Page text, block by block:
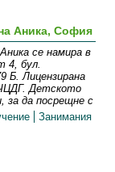
Аника, София
се намира в
4, бул.
Б. Лицензирана
Детското
за да посрещне с
Занимания